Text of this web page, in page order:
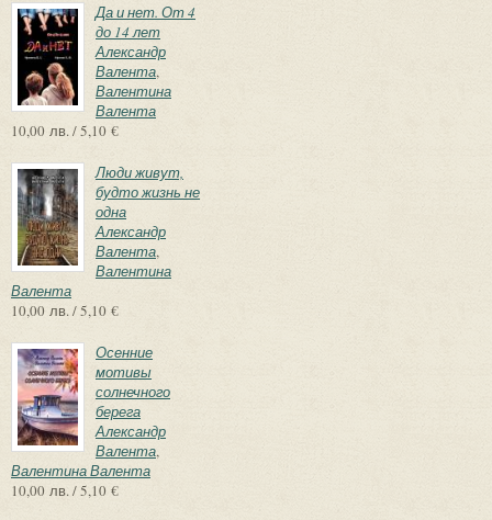
Да и нет. От 4
до 14 лет
Александр
Валента,
Валентина
Валента
10,00 лв. / 5,10 €
Люди живут,
будто жизнь не
одна
Александр
Валента,
Валентина
Валента
10,00 лв. / 5,10 €
Осенние
мотивы
солнечного
берега
Александр
Валента,
Валентина Валента
10,00 лв. / 5,10 €